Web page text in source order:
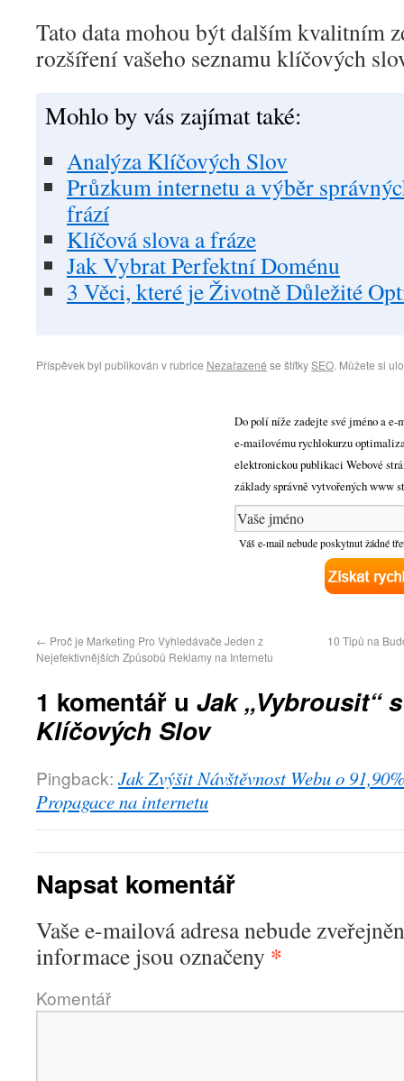
Tato data mohou být dalším kvalitním
rozšíření vašeho seznamu klíčových
Mohlo by vás zajímat také:
Analýza Klíčových Slov
Průzkum internetu a výběr
frází
Klíčová slova a fráze
Jak Vybrat Perfektní Doménu
3 Věci, které je Životně Důležité
Příspěvek byl publikován v rubrice Nezařazené se štítkySEO. Můžete si
Do polí níže zadejte své jméno a
e-mailovému rychlokurzu
elektronickou publikaci Webové
základy správně vytvořených www
Váš e-mail nebude poskytnut žádné
← Proč je Marketing Pro Vyhledávače Jeden z
Nejefektivnějších Způsobů Reklamy na Internetu
10 Tipů na
1 komentář u Jak „Vybrousit“
Klíčových Slov
Pingback: Jak Zvýšit Návštěvnost Webu o
Propagace na internetu
Napsat komentář
Vaše e-mailová adresa nebude
informace jsou označeny *
Komentář